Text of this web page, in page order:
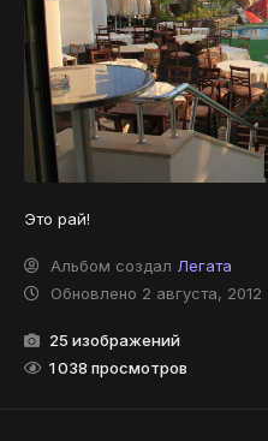
Это рай!
Альбом создал Легата
Обновлено 2 августа, 2012
25 изображений
1 038 просмотров